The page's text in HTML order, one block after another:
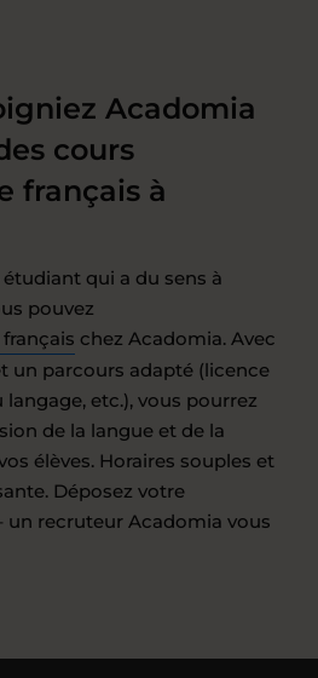
Acadomia
cours
français à
qui a du sens à
pouvez
chez Acadomia. Avec
un parcours adapté (licence
etc.), vous pourrez
de la langue et de la
élèves. Horaires souples et
Déposez votre
un recruteur Acadomia vous